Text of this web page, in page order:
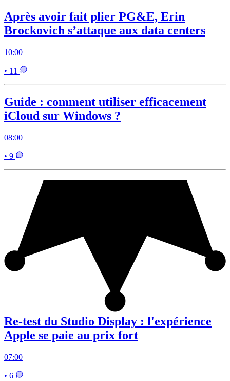
Après avoir fait plier PG&E, Erin
Brockovich s’attaque aux data centers
10:00
• 11
Guide : comment utiliser efficacement
iCloud sur Windows ?
08:00
• 9
Re-test du Studio Display : l'expérience
Apple se paie au prix fort
07:00
• 6